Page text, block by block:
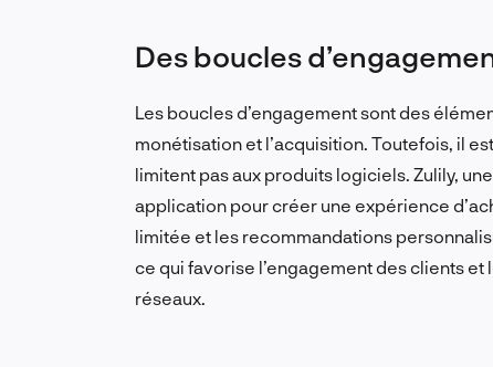
Des boucles
Les boucles d’engagement sont des
monétisation et l’acquisition. Toutefois, il
limitent pas aux produits logiciels. Zulily,
application pour créer une expérience
limitée et les recommandations
ce qui favorise l’engagement des clients
réseaux.